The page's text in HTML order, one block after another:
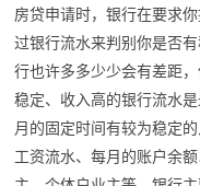
房贷申请时，银行在要求
过银行流水来判别你是否
行也许多多少少会有差距
稳定、收入高的银行流水
月的固定时间有较为稳定
工资流水、每月的账户余